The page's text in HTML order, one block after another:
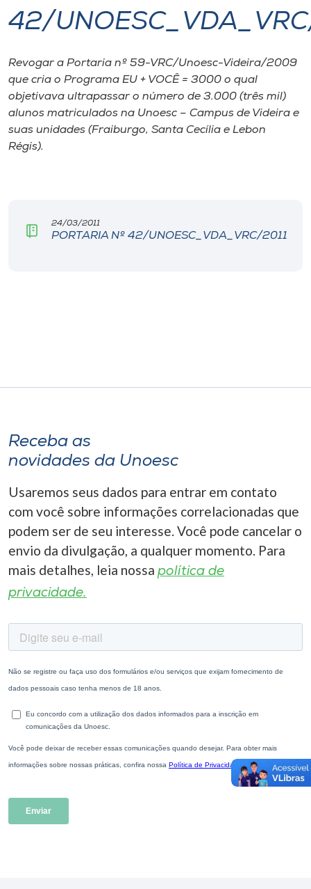
I.nova
Diplomados
Cultura
CPA
Editora
Selecione
o idioma
A+
A-
42/
Revogar a Portaria nº 59-VRC/Unoesc-Videira/2009
que cria o Programa EU + VOCÊ = 3000 o qual
objetivava ultrapassar o número de 3.000 (três mil)
alunos matriculados na Unoesc – Campus de Videira e
suas unidades (Fraiburgo, Santa Cecília e Lebon
Régis).
24/03/2011
PORTARIA Nº 42/UNOESC_VDA_VRC/2011
Receba as
novidades da Unoesc
Usaremos seus dados para entrar em contato
com você sobre informações correlacionadas que
podem ser de seu interesse. Você pode cancelar o
envio da divulgação, a qualquer momento. Para
mais detalhes, leia nossa política de
privacidade.